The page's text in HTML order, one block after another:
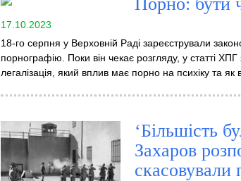
17.10.2023
18-го серпня у Верховній Раді зареєстрували
порнографію. Поки він чекає розгляду, у статті
легалізація, який вплив має порно на психіку та
‘Більшість
Захаров